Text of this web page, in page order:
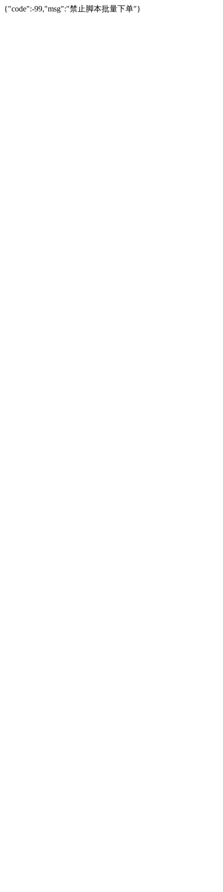
{"code":-99,"msg":"禁止脚本批量下单"}